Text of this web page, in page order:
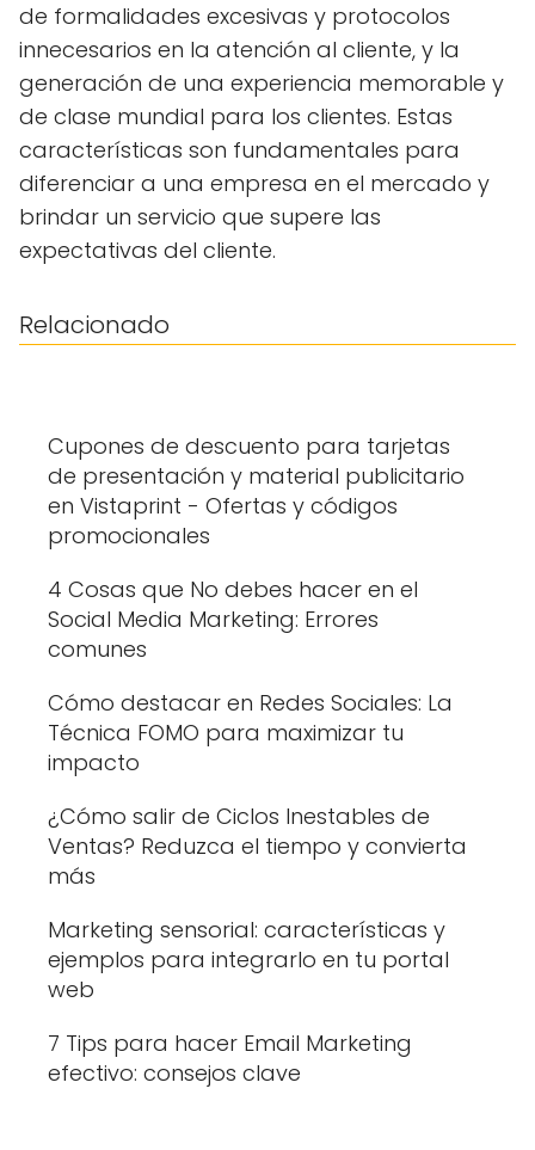
de formalidades excesivas y protocolos
innecesarios en la atención al cliente, y la
generación de una experiencia memorable y
de clase mundial para los clientes. Estas
características son fundamentales para
diferenciar a una empresa en el mercado y
brindar un servicio que supere las
expectativas del cliente.
Relacionado
Cupones de descuento para tarjetas
de presentación y material publicitario
en Vistaprint - Ofertas y códigos
promocionales
4 Cosas que No debes hacer en el
Social Media Marketing: Errores
comunes
Cómo destacar en Redes Sociales: La
Técnica FOMO para maximizar tu
impacto
¿Cómo salir de Ciclos Inestables de
Ventas? Reduzca el tiempo y convierta
más
Marketing sensorial: características y
ejemplos para integrarlo en tu portal
web
7 Tips para hacer Email Marketing
efectivo: consejos clave